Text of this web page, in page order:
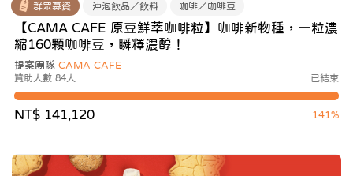
群眾募資 沖泡飲品／飲料 咖啡／咖啡豆
【CAMA CAFE 原豆鮮萃咖啡粒】咖啡新物種，一粒濃
縮160顆咖啡豆，瞬釋濃醇！
提案團隊 CAMA CAFE
贊助人數 84人 已結束
141%
NT$ 141,120